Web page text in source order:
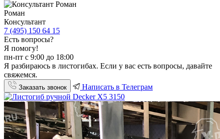
Роман
Консультант
7 (495) 150 64 15
Есть вопросы?
Я помогу!
пн-пт с 9:00 до 18:00
Я разбираюсь в листогибах. Если у вас есть вопросы, давайте
свяжемся.
Заказать звонок Написать в Телеграм